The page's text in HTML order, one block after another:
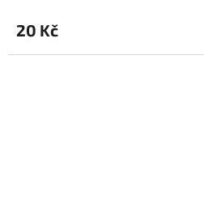
20 Kč